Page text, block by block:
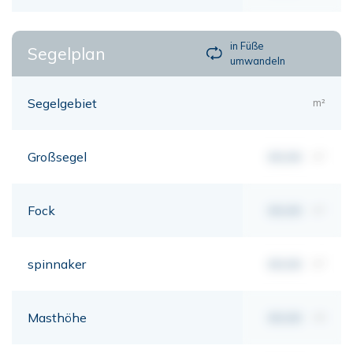
Segelplan
in Füße
umwandeln
Segelgebiet m²
Großsegel
Fock
spinnaker
Masthöhe